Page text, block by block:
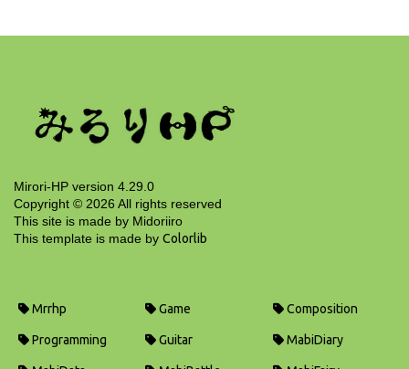
16 years ago
Mirori-HP version 4.29.0
Copyright © 2026 All rights reserved
This site is made by Midoriiro
This template is made by Colorlib
Mrrhp Game Composition
Programming Guitar MabiDiary